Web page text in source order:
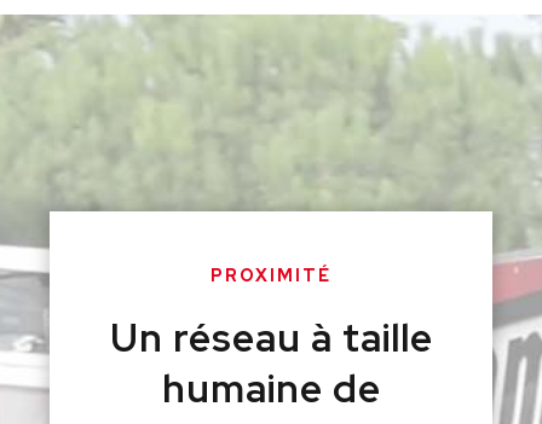
PROXIMITÉ
Un réseau à taille
humaine de